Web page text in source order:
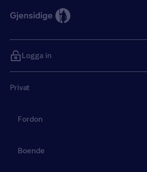
Privat
Fordon
Boende
Logga in